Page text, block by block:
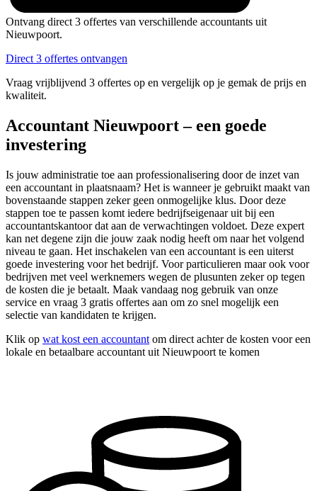
Ontvang direct 3 offertes van verschillende accountants uit
Nieuwpoort.
Direct 3 offertes ontvangen
Vraag vrijblijvend 3 offertes op en vergelijk op je gemak de prijs en
kwaliteit.
Accountant Nieuwpoort – een goede
investering
Is jouw administratie toe aan professionalisering door de inzet van
een accountant in plaatsnaam? Het is wanneer je gebruikt maakt van
bovenstaande stappen zeker geen onmogelijke klus. Door deze
stappen toe te passen komt iedere bedrijfseigenaar uit bij een
accountantskantoor dat aan de verwachtingen voldoet. Deze expert
kan net degene zijn die jouw zaak nodig heeft om naar het volgend
niveau te gaan. Het inschakelen van een accountant is een uiterst
goede investering voor het bedrijf. Voor particulieren maar ook voor
bedrijven met veel werknemers wegen de plusunten zeker op tegen
de kosten die je betaalt. Maak vandaag nog gebruik van onze
service en vraag 3 gratis offertes aan om zo snel mogelijk een
selectie van kandidaten te krijgen.
Klik op wat kost een accountant om direct achter de kosten voor een
lokale en betaalbare accountant uit Nieuwpoort te komen